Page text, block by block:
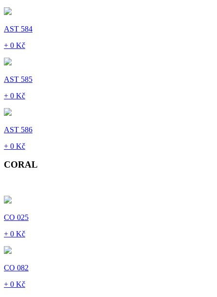
AST 584
+ 0 Kč
AST 585
+ 0 Kč
AST 586
+ 0 Kč
CORAL
CO 025
+ 0 Kč
CO 082
+ 0 Kč